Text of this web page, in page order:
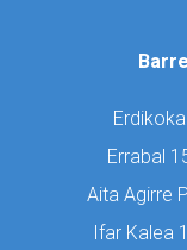
Errabal
Aita Agirre
Ifar Kalea